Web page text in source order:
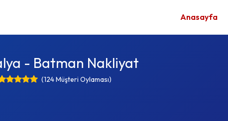
Anasayfa
- Batman Nakliyat
(124 Müşteri Oylaması)